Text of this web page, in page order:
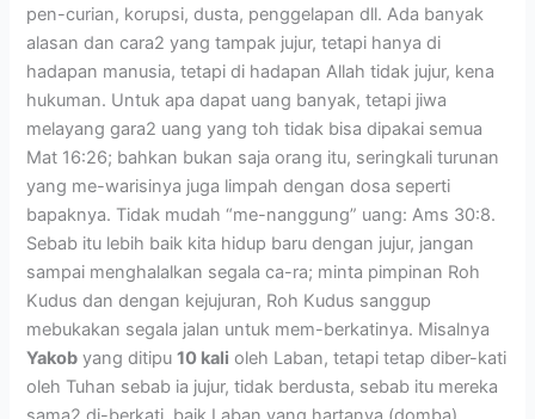
pen-curian, korupsi, dusta, penggelapan dll. Ada banyak
alasan dan cara2 yang tampak jujur, tetapi hanya di
hadapan manusia, tetapi di hadapan Allah tidak jujur, kena
hukuman. Untuk apa dapat uang banyak, tetapi jiwa
melayang gara2 uang yang toh tidak bisa dipakai semua
Mat 16:26; bahkan bukan saja orang itu, seringkali turunan
yang me-warisinya juga limpah dengan dosa seperti
bapaknya. Tidak mudah “me-nanggung” uang: Ams 30:8.
Sebab itu lebih baik kita hidup baru dengan jujur, jangan
sampai menghalalkan segala ca-ra; minta pimpinan Roh
Kudus dan dengan kejujuran, Roh Kudus sanggup
mebukakan segala jalan untuk mem-berkatinya. Misalnya
Yakob yang ditipu10 kali oleh Laban, tetapi tetap diber-kati
oleh Tuhan sebab ia jujur, tidak berdusta, sebab itu mereka